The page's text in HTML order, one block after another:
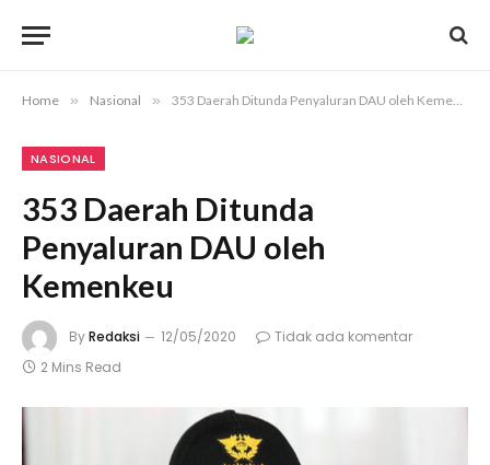
Home » Nasional » 353 Daerah Ditunda Penyaluran DAU oleh Kemenkeu
NASIONAL
353 Daerah Ditunda
Penyaluran DAU oleh
Kemenkeu
ByRedaksi 12/05/2020
Tidak ada komentar
2 Mins Read